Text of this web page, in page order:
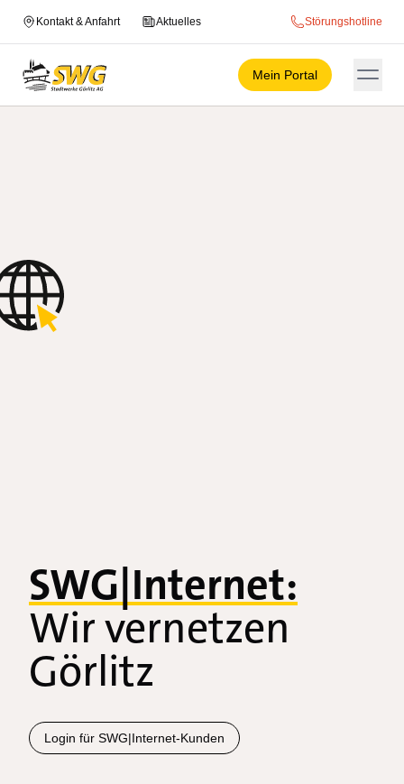
Kontakt & Anfahrt Aktuelles Störungshotline
Mein Portal
SWG|Internet:
Wir vernetzen
Görlitz
Login für SWG|Internet-Kunden